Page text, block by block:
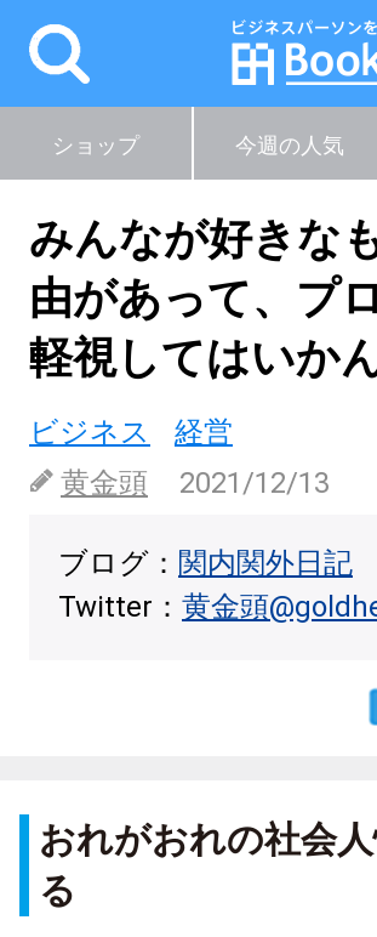
ショップ 今週の人気
みんなが好きな
由があって、プ
軽視してはいか
ビジネス
経営
黄金頭
2021/12/13
ブログ： 関内関外日記
Twitter： 黄金頭
おれがおれの社会
る